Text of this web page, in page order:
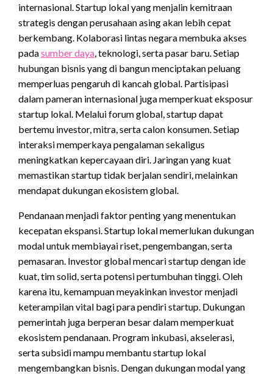
internasional. Startup lokal yang menjalin kemitraan
strategis dengan perusahaan asing akan lebih cepat
berkembang. Kolaborasi lintas negara membuka akses
padasumber daya , teknologi, serta pasar baru. Setiap
hubungan bisnis yang di bangun menciptakan peluang
memperluas pengaruh di kancah global. Partisipasi
dalam pameran internasional juga memperkuat eksposur
startup lokal. Melalui forum global, startup dapat
bertemu investor, mitra, serta calon konsumen. Setiap
interaksi memperkaya pengalaman sekaligus
meningkatkan kepercayaan diri. Jaringan yang kuat
memastikan startup tidak berjalan sendiri, melainkan
mendapat dukungan ekosistem global.
Pendanaan menjadi faktor penting yang menentukan
kecepatan ekspansi. Startup lokal memerlukan dukungan
modal untuk membiayai riset, pengembangan, serta
pemasaran. Investor global mencari startup dengan ide
kuat, tim solid, serta potensi pertumbuhan tinggi. Oleh
karena itu, kemampuan meyakinkan investor menjadi
keterampilan vital bagi para pendiri startup. Dukungan
pemerintah juga berperan besar dalam memperkuat
ekosistem pendanaan. Program inkubasi, akselerasi,
serta subsidi mampu membantu startup lokal
mengembangkan bisnis. Dengan dukungan modal yang